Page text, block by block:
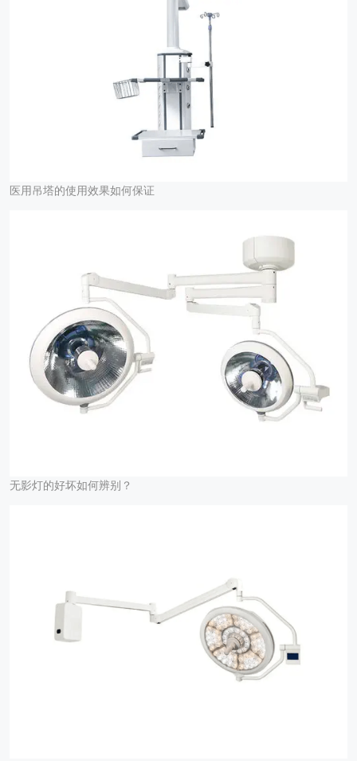
医用吊塔的使用效果如何保证
无影灯的好坏如何辨别？